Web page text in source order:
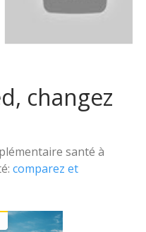
changez
santé à
comparez et